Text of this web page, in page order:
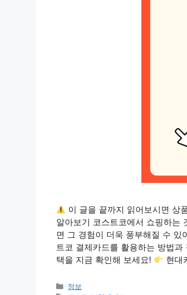
이 글을 끝까지 읽어보시면 상
알아보기 코스트코에서 쇼핑하는
면 그 경험이 더욱 풍부해질 수
트코 결제카드를 활용하는 방법
택을 지금 확인해 보세요!
현대
카
정보